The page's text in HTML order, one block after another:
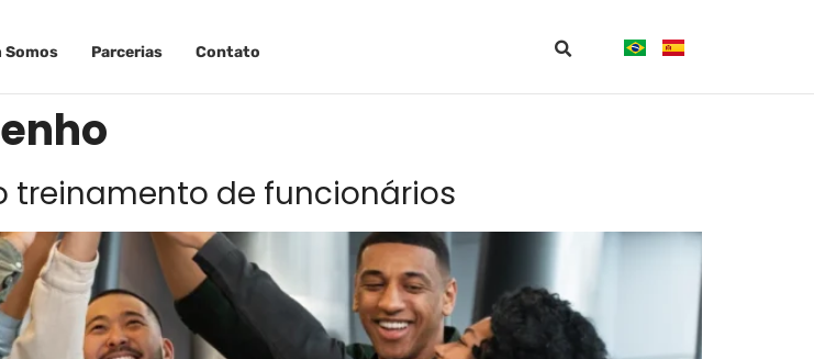
Somos Parcerias Contato
treinamento de funcionários